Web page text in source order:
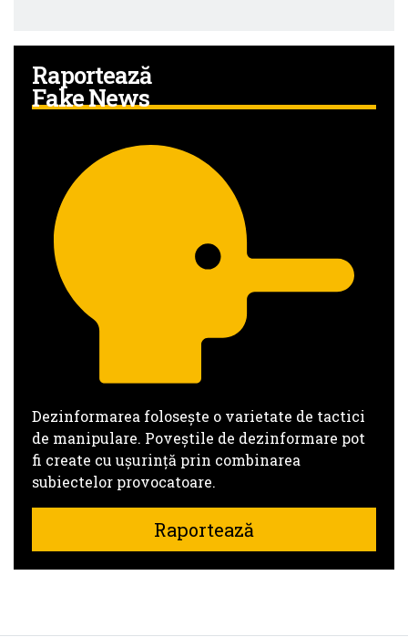
Raportează
Fake News
Dezinformarea folosește o varietate de tactici
de manipulare. Poveștile de dezinformare pot
fi create cu ușurință prin combinarea
subiectelor provocatoare.
Raportează